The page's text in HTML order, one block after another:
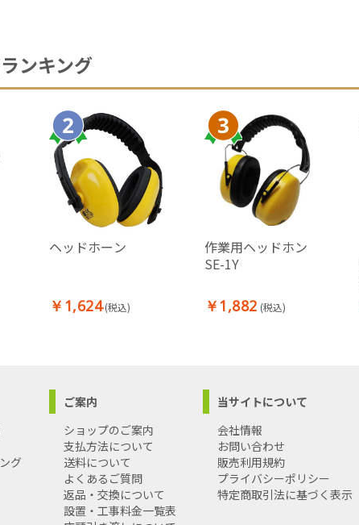
ンキング
ヘッドホーン
￥1,624 (税込)
作業用ヘッドホン
SE-1Y
￥1,882 (税込)
グ
ご案内
ショップのご案内
支払方法について
送料について
よくあるご質問
返品・交換について
設置・工事料金一覧表
当サイトについて
会社情報
お問い合わせ
販売利用規約
プライバシーポリシー
特定商取引法に基づく表示